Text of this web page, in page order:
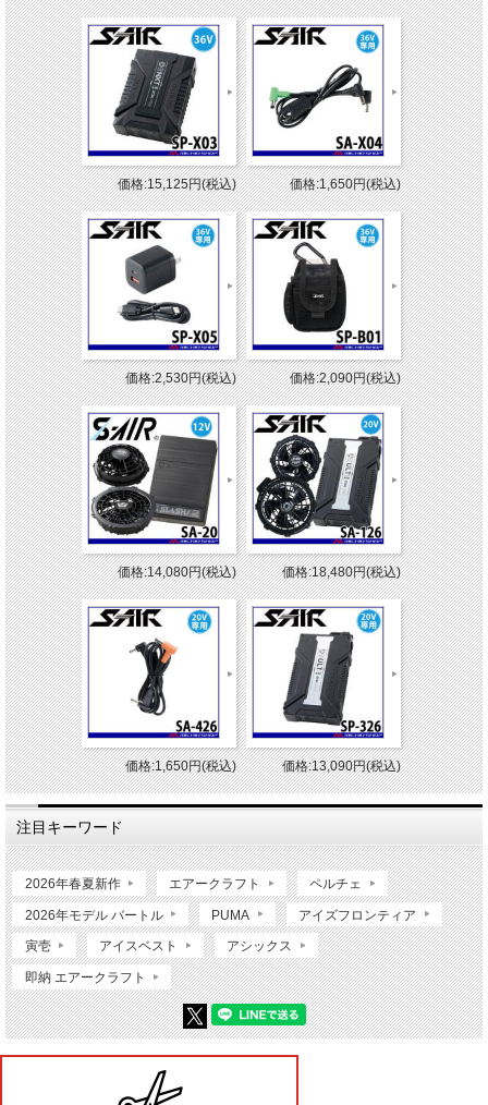
価格:15,125円(税込) 価格:1,650円(税込)
価格:2,530円(税込) 価格:2,090円(税込)
価格:14,080円(税込) 価格:18,480円(税込)
価格:1,650円(税込) 価格:13,090円(税込)
注目キーワード
2026年春夏新作 エアークラフト ペルチェ
2026年モデル バートル PUMA アイズフロンティア
寅壱 アイスベスト アシックス
即納 エアークラフト